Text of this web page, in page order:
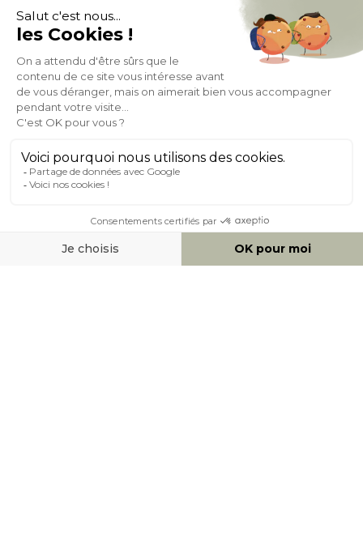
Expéditionen
24/72h
Appel gratuit
0 20 88 04 14
À PROPOS DE MILIBOO